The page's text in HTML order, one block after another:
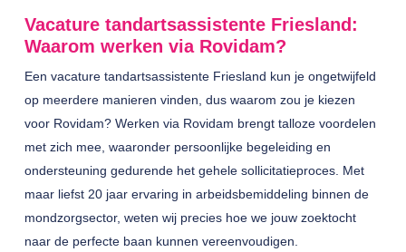
Vacature tandartsassistente Friesland:
Waarom werken via Rovidam?
Een vacature tandartsassistente Friesland kun je ongetwijfeld
op meerdere manieren vinden, dus waarom zou je kiezen
voor Rovidam? Werken via Rovidam brengt talloze voordelen
met zich mee, waaronder persoonlijke begeleiding en
ondersteuning gedurende het gehele sollicitatieproces. Met
maar liefst 20 jaar ervaring in arbeidsbemiddeling binnen de
mondzorgsector, weten wij precies hoe we jouw zoektocht
naar de perfecte baan kunnen vereenvoudigen.